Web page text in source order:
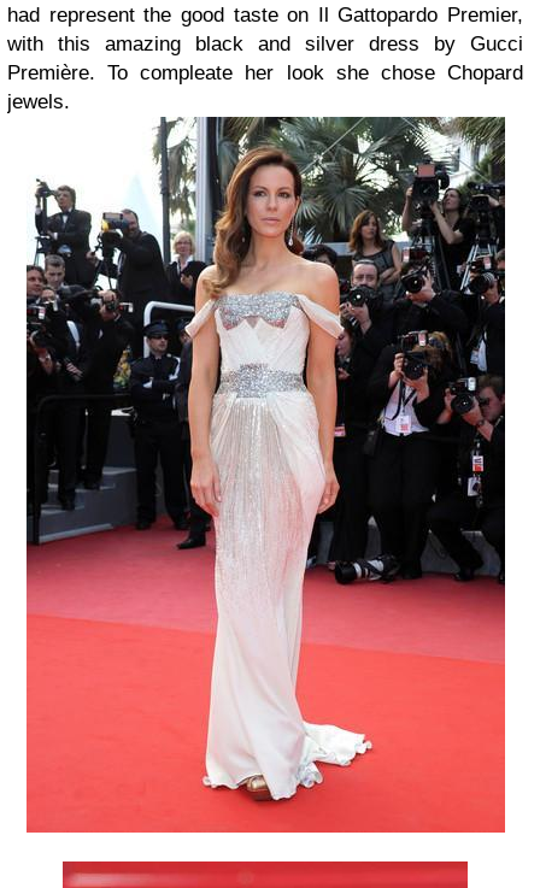
had represent the good taste on Il Gattopardo Premier,
with this amazing black and silver dress by Gucci
Première. To compleate her look she chose Chopard
jewels.